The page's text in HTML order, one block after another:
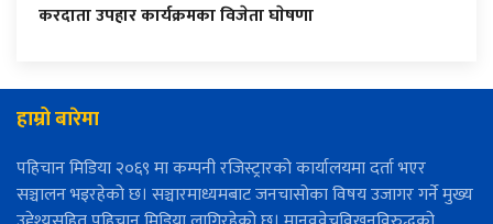
करदाता उपहार कार्यक्रमका विजेता घाेषणा
हाम्रो बारेमा
पहिचान मिडिया २०६९ मा कम्पनी रजिस्ट्रारको कार्यालयमा दर्ता भएर
सञ्चालन भइरहेको छ। सञ्चारमाध्यमबाट जनचासोका विषय उजागर गर्ने मुख्य